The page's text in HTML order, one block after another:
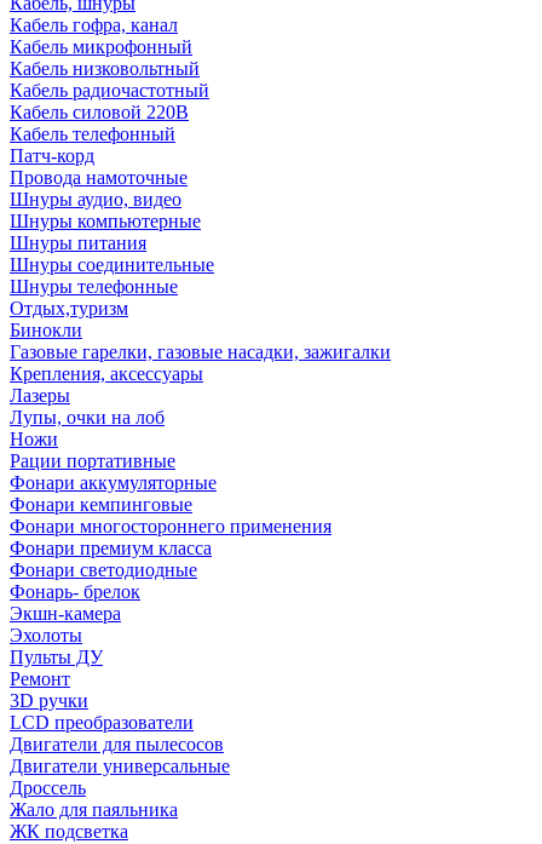
Кабель гофра, канал
Кабель микрофонный
Кабель низковольтный
Кабель радиочастотный
Кабель силовой 220В
Кабель телефонный
Патч-корд
Провода намоточные
Шнуры аудио, видео
Шнуры компьютерные
Шнуры питания
Шнуры соединительные
Шнуры телефонные
Отдых,туризм
Бинокли
Газовые гарелки, газовые насадки, зажигалки
Крепления, аксессуары
Лазеры
Лупы, очки на лоб
Ножи
Рации портативные
Фонари аккумуляторные
Фонари кемпинговые
Фонари многостороннего применения
Фонари премиум класса
Фонари светодиодные
Фонарь- брелок
Экшн-камера
Эхолоты
Пульты ДУ
Ремонт
3D ручки
LCD преобразователи
Двигатели для пылесосов
Двигатели универсальные
Дроссель
Жало для паяльника
ЖК подсветка